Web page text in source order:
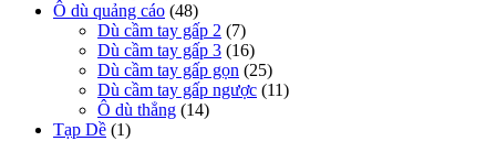
Ô dù quảng cáo (48)
Dù cầm tay gấp 2 (7)
Dù cầm tay gấp 3 (16)
Dù cầm tay gấp gọn (25)
Dù cầm tay gấp ngược (11)
Ô dù thẳng (14)
Tạp Dề (1)